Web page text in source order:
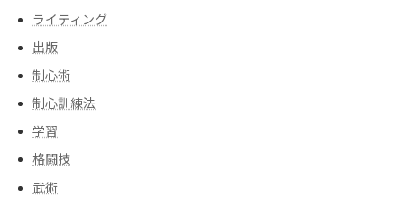
ライティング
出版
制心術
制心訓練法
学習
格闘技
武術